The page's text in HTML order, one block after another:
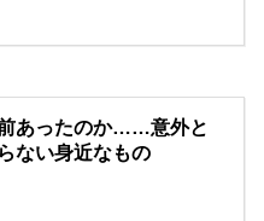
あったのか……意外と
ない身近なもの